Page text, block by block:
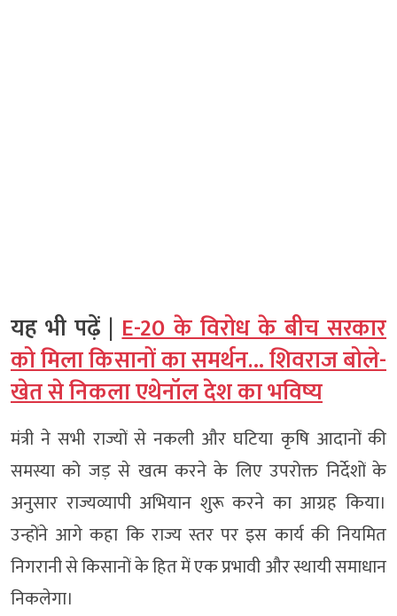
यह भी पढ़ें |E-20 के विरोध के बीच सरकार
को मिला किसानों का समर्थन… शिवराज बोले-
खेत से निकला एथेनॉल देश का भविष्य
मंत्री ने सभी राज्यों से नकली और घटिया कृषि आदानों की
समस्या को जड़ से खत्म करने के लिए उपरोक्त निर्देशों के
अनुसार राज्यव्यापी अभियान शुरू करने का आग्रह किया।
उन्होंने आगे कहा कि राज्य स्तर पर इस कार्य की नियमित
निगरानी से किसानों के हित में एक प्रभावी और स्थायी समाधान
निकलेगा।